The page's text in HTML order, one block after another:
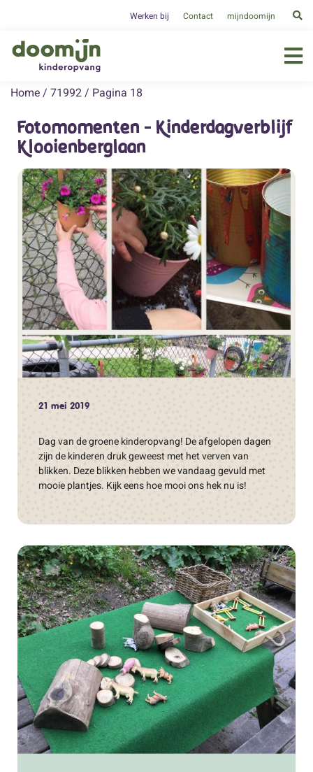
Werken bij Contact mijndoomijn
Home / 71992 / Pagina 18
Fotomomenten - Kinderdagverblijf
Klooienberglaan
21 mei 2019
Dag van de groene kinderopvang! De afgelopen dagen
zijn de kinderen druk geweest met het verven van
blikken. Deze blikken hebben we vandaag gevuld met
mooie plantjes. Kijk eens hoe mooi ons hek nu is!